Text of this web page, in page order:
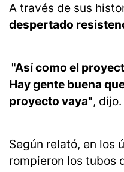
A través de sus
despertado
"Así como el
Hay gente buena
proyecto vaya", dijo.
Según relató, en los
rompieron los tubos